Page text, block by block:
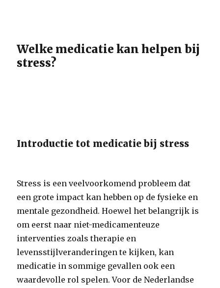
Welke medicatie kan helpen bij
stress?
Introductie tot medicatie bij stress
Stress is een veelvoorkomend probleem dat
een grote impact kan hebben op de fysieke en
mentale gezondheid. Hoewel het belangrijk is
om eerst naar niet-medicamenteuze
interventies zoals therapie en
levensstijlveranderingen te kijken, kan
medicatie in sommige gevallen ook een
waardevolle rol spelen. Voor de Nederlandse